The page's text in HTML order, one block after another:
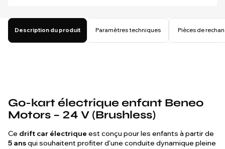
Description du produit Paramètres techniques Pièces de
Go-kart électrique enfant Beneo
Motors – 24 V (Brushless)
Ce drift car électrique est conçu pour les enfants à partir de
5 ansqui souhaitent profiter d'une conduite dynamique pleine